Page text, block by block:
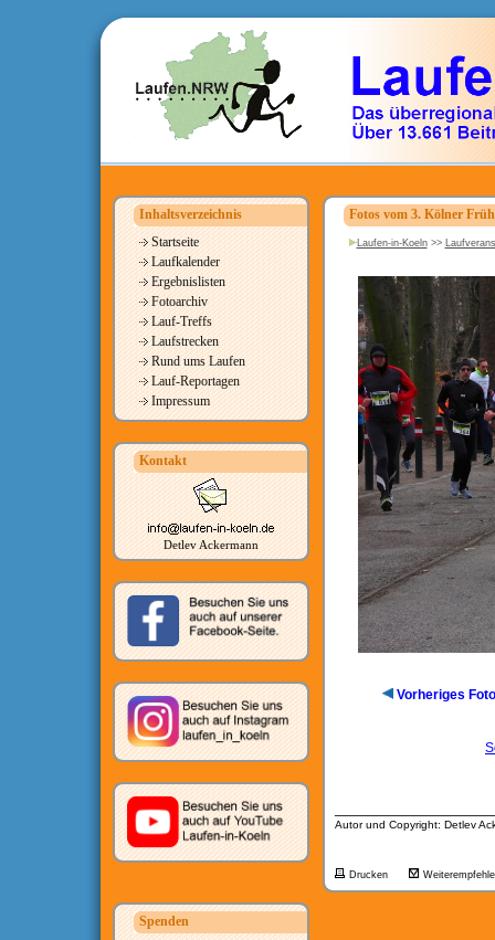
Inhaltsverzeichnis
Startseite
Laufkalender
Ergebnislisten
Fotoarchiv
Lauf-Treffs
Laufstrecken
Rund ums Laufen
Lauf-Reportagen
Impressum
Kontakt
Detlev Ackermann
Spenden
Fotos vom 3. Kölner
Laufen-in-Koeln>>
Vorheriges Foto
Autor und Copyright: Detlev
Drucken